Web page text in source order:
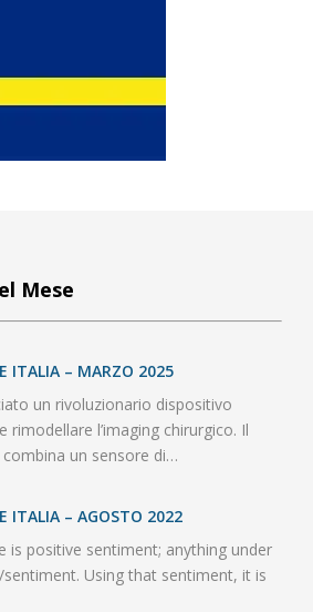
Mese
ITALIA – MARZO 2025
un rivoluzionario dispositivo
rimodellare l’imaging chirurgico. Il
un sensore di…
ITALIA – AGOSTO 2022
is positive sentiment; anything under
Using that sentiment, it is